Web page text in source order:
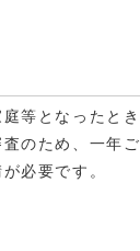
等となったとき
のため、一年ご
必要です。